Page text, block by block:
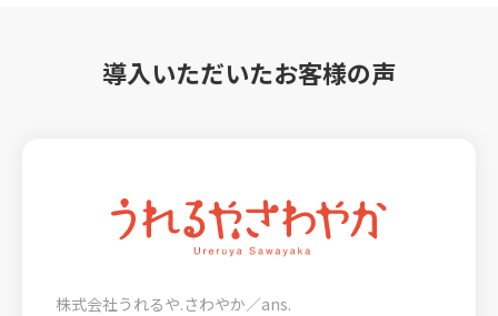
導入いただいたお客様の声
株式会社うれるや.さわやか／ans.